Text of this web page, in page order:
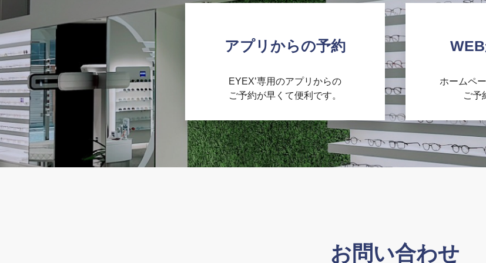
アプリからの予約
EYEX’専用のアプリからの
ご予約が早くて便利です。
ホームペ
ご予
お問い合わせ